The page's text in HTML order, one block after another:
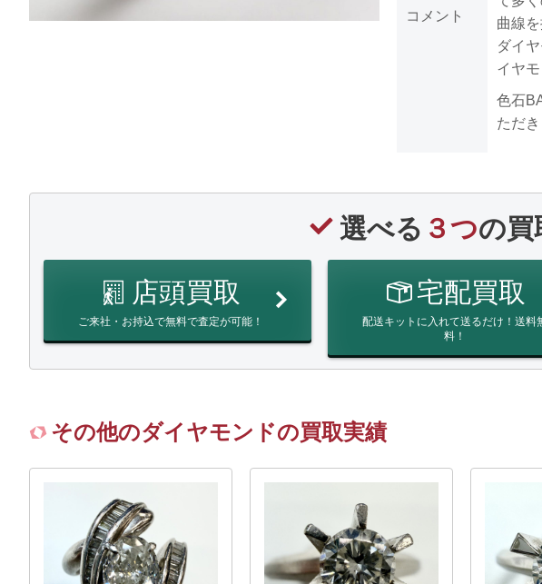
コメント
曲線
ダイ
イヤ
色石
ただ
選べる ３つの買
店頭買取
ご来社・お持込で無料で査定が可能！
宅配買取
配送キットに入れて送るだけ！送料
料！
その他のダイヤモンドの買取実績